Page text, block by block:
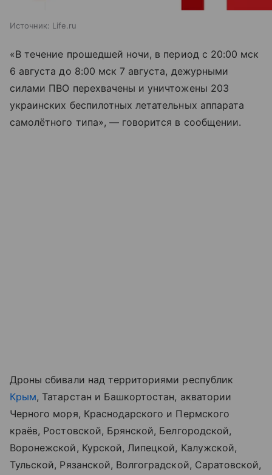
Источник: Life.ru
«В течение прошедшей ночи, в период с 20:00 мск
6 августа до 8:00 мск 7 августа, дежурными
силами ПВО перехвачены и уничтожены 203
украинских беспилотных летательных аппарата
самолётного типа», — говорится в сообщении.
Дроны сбивали над территориями республик
Крым, Татарстан и Башкортостан, акватории
Черного моря, Краснодарского и Пермского
краёв, Ростовской, Брянской, Белгородской,
Воронежской, Курской, Липецкой, Калужской,
Тульской, Рязанской, Волгоградской, Саратовской,